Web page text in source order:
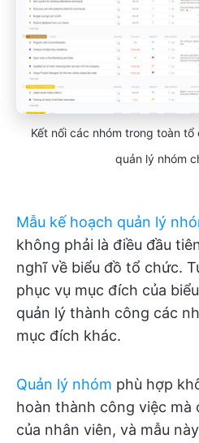
Kết nối các nhóm trong toàn
quản lý nhóm
Mẫu kế hoạch quản lý
không phải là điều đầu
nghĩ về biểu đồ tổ chức.
phục vụ mục đích của
quản lý thành công các
mục đích khác.
Quản lý nhóm phù hợp
hoàn thành công việc mà
của nhân viên, và mẫu